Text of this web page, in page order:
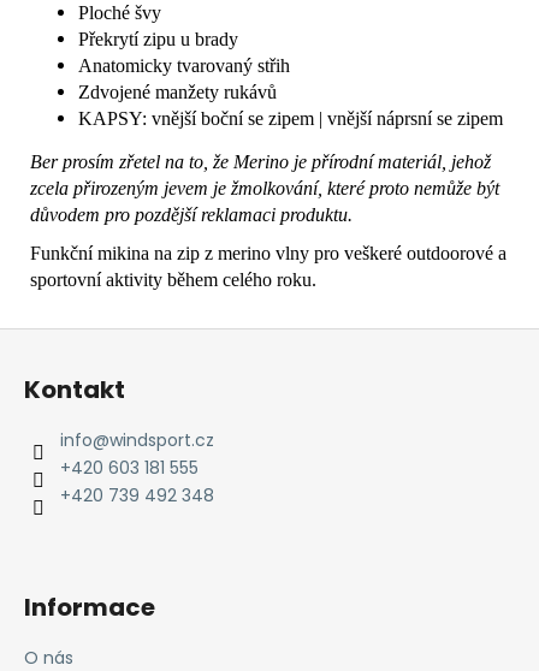
Ploché švy
Překrytí zipu u brady
Anatomicky tvarovaný střih
Zdvojené manžety rukávů
KAPSY: vnější boční se zipem | vnější náprsní se zipem
Ber prosím zřetel na to, že Merino je přírodní materiál, jehož
zcela přirozeným jevem je žmolkování, které proto nemůže být
důvodem pro pozdější reklamaci produktu.
Funkční mikina na zip z merino vlny pro veškeré outdoorové a
sportovní aktivity během celého roku.
Z
Kontakt
info@windsport.cz
+420 603 181 555
+420 739 492 348
Informace
O nás